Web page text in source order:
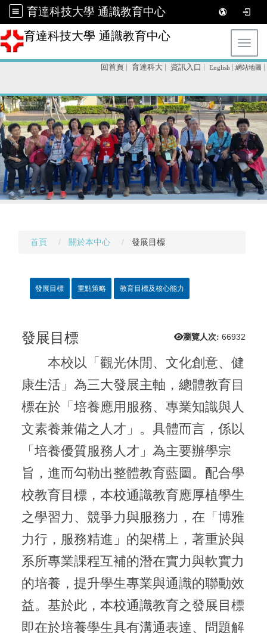
育達科技大學 通識教育中心
育達科技大學 通識教育中心
回首頁 育達科大 資訊入口 English 網站地圖
首頁 關於本中心 發展目標
發展目標 重點策略 教育目標及核心能力
瀏覽人次: 66932
發展目標
本校以「觀光休閒、文化創意、健
康生活」為三大發展主軸，總體教育目
標在於「培養應用服務、專業知識與人
文素養兼備之人才」。具體而言，係以
「培養優質服務人才」為主要辦學宗
旨，進而勾勒出整體教育藍圖。配合學
校教育目標，本校通識教育應厚植學生
之學習力、競爭力與服務力，在「博雅
力行，服務精進」的架構上，著重於與
系所專業課程互補的潛在實力與軟實力
的培養，提升學生專業與通識的聯動效
益。基於此，本校通識教育之發展目標
即在於培養學生具有溝通表達、問題解